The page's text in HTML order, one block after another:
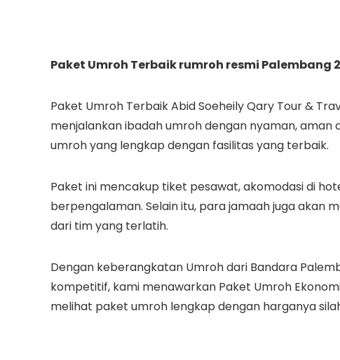
Paket Umroh Terbaik rumroh resmi Palembang
Paket Umroh Terbaik Abid Soeheily Qary Tour &
menjalankan ibadah umroh dengan nyaman,
umroh yang lengkap dengan fasilitas yang terbaik.
Paket ini mencakup tiket pesawat, akomodasi di
berpengalaman. Selain itu, para jamaah juga akan
dari tim yang terlatih.
Dengan keberangkatan Umroh dari Bandara
kompetitif, kami menawarkan Paket Umroh
melihat paket umroh lengkap dengan harganya